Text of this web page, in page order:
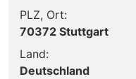
PLZ, Ort:
70372 Stuttgart
Land:
Deutschland